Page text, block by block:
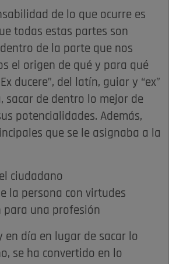
de lo que ocurre es
todas estas partes son
de la parte que nos
el origen de qué y para qué
ducere”, del latín, guiar y “ex”
sacar de dentro lo mejor de
potencialidades. Además,
que se le asignaba a la
ciudadano
la persona con virtudes
para una profesión
en día en lugar de sacar lo
se ha convertido en lo